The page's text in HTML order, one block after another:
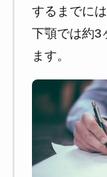
するまでに
下顎では約3
ます。